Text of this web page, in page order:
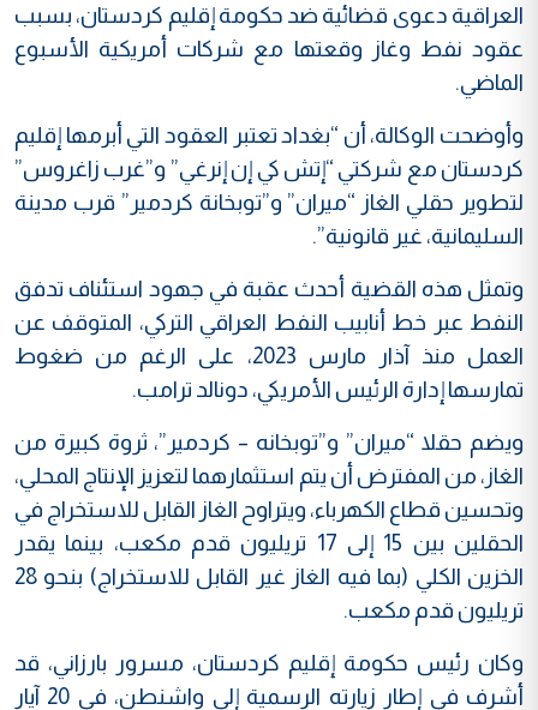
العراقية دعوى قضائية ضد حكومة إقليم كردستان، بسبب
عقود نفط وغاز وقعتها مع شركات أمريكية الأسبوع
الماضي.
وأوضحت الوكالة، أن “بغداد تعتبر العقود التي أبرمها إقليم
كردستان مع شركتي “إتش كي إن إنرغي” و”غرب زاغروس”
لتطوير حقلي الغاز “ميران” و”توبخانة كردمير” قرب مدينة
السليمانية، غير قانونية”.
وتمثل هذه القضية أحدث عقبة في جهود استئناف تدفق
النفط عبر خط أنابيب النفط العراقي التركي، المتوقف عن
العمل منذ آذار مارس 2023، على الرغم من ضغوط
تمارسها إدارة الرئيس الأمريكي، دونالد ترامب.
ويضم حقلا “ميران” و”توبخانه – كردمير”، ثروة كبيرة من
الغاز، من المفترض أن يتم استثمارهما لتعزيز الإنتاج المحلي،
وتحسين قطاع الكهرباء، ويتراوح الغاز القابل للاستخراج في
الحقلين بين 15 إلى 17 تريليون قدم مكعب، بينما يقدر
الخزين الكلي (بما فيه الغاز غير القابل للاستخراج) بنحو 28
تريليون قدم مكعب.
وكان رئيس حكومة إقليم كردستان، مسرور بارزاني، قد
أشرف في إطار زيارته الرسمية إلى واشنطن، في 20 آيار